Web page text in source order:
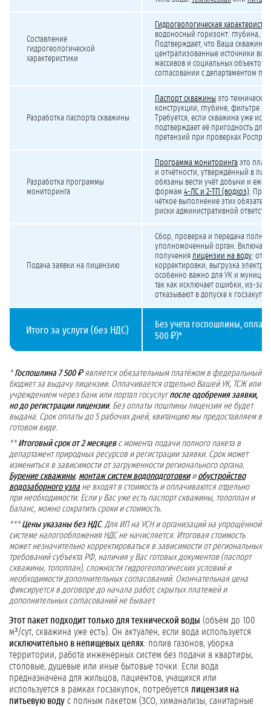
Составление
гидрогеологической
характеристики
Гидрогеологическая
водоносный горизонт: глубина,
Подтверждает, что Ваша скважина
централизованные источники
массивов и социальных объектов.
согласовании с департаментом
Разработка паспорта скважины
Паспорт скважины это
конструкции, глубине, фильтре и
Требуется, если скважина уже
подтверждает её пригодность
претензий при проверках
Разработка программы
мониторинга
Программа мониторинга это план
и отчётности, утверждённый в
обязаны вести учёт добычи и
формам 4-ЛС и 2-ТП (водхоз).
чёткое выполнение этих
риски административной
Подача заявки на лицензию
Сбор, проверка и передача
уполномоченный орган.
получения лицензии на воду:
корректировки, выгрузка
особенно важно для УК и
так как исключает ошибки, из-за
отказывают в допуске к
Итого за услуги (без НДС)
Без учета госпошлины,
500 ₽)*
* Госпошлина 7 500 ₽является обязательным платёжом в федеральный
бюджет за выдачу лицензии. Оплачивается отдельно Вашей УК, ТСЖ или
учреждением через банк или портал госуслугпосле одобрения заявки,
но до регистрации лицензии. Без оплаты пошлины лицензия не будет
выдана. Срок оплаты до 5 рабочих дней, квитанцию мы предоставляем в
готовом виде.
** Итоговый срок от 2 месяцевс момента подачи полного пакета в
департамент природных ресурсов и регистрации заявки. Срок может
измениться в зависимости от загруженности регионального органа.
Бурение скважины, монтаж систем водоподготовкии обустройство
водозаборного узлане входят в стоимость и оплачиваются отдельно
при необходимости. Если у Вас уже есть паспорт скважины, топоплан и
баланс, можно сократить сроки и стоимость.
*** Цены указаны без НДС. Для ИП на УСН и организаций на упрощённой
системе налогообложения НДС не начисляется. Итоговая стоимость
может незначительно корректироваться в зависимости от региональных
требований субъекта РФ, наличия у Вас готовых документов (паспорт
скважины, топоплан), сложности гидрогеологических условий и
необходимости дополнительных согласований. Окончательная цена
фиксируется в договоре до начала работ, скрытых платежей и
дополнительных согласований не бывает.
Этот пакет подходит только для технической воды (объём до 100
м³/сут, скважина уже есть). Он актуален, если вода используется
исключительно в непищевых целях: полив газонов, уборка
территории, работа инженерных систем без подачи в квартиры,
столовые, душевые или иные бытовые точки. Если вода
предназначена для жильцов, пациентов, учащихся или
используется в рамках госзакупок, потребуется лицензия на
питьевую воду с полным пакетом (ЗСО, химанализы, санитарные